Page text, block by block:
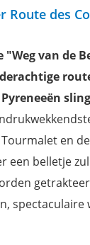
Route des
"Weg van de
en
een belletje
spectaculaire